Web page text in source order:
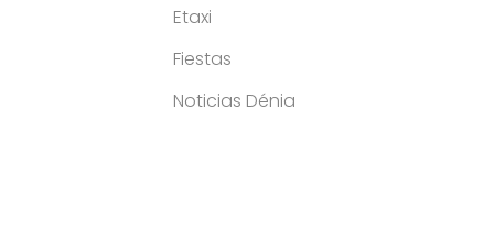
Etaxi
Fiestas
Noticias Dénia